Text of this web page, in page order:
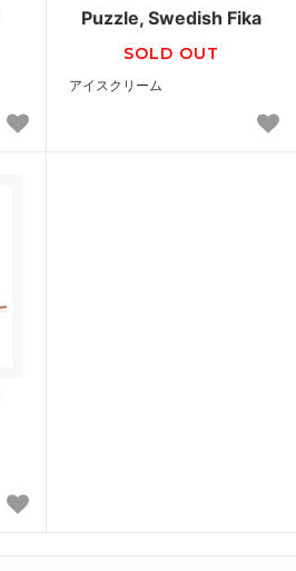
Puzzle, Swedish Fika
SOLD OUT
アイスクリーム